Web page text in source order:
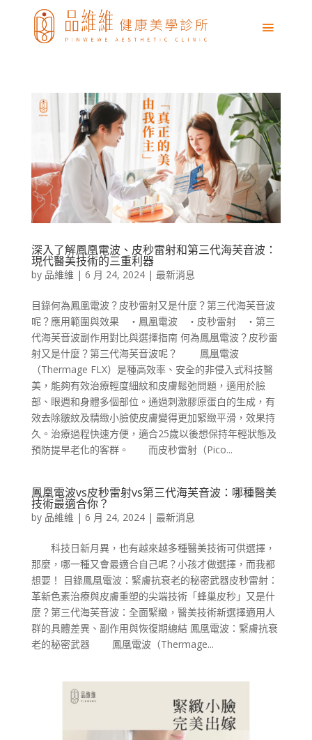
深入了解鳳凰電波、皮秒雷射和第三代海芙音波：
現代醫美技術的三重利器
by 品維維 | 6 月 24, 2024| 最新消息
目錄何為鳳凰電波？皮秒雷射又是什麼？第三代海芙音波
呢？應用範圍與效果 ‧鳳凰電波 ‧皮秒雷射 ‧第三
代海芙音波副作用對比與選擇指南 何為鳳凰電波？皮秒雷
射又是什麼？第三代海芙音波呢？ 鳳凰電波
（Thermage FLX）是種高效率、安全的非侵入式科技醫
美，能夠有效治療輕度細紋和皮膚鬆弛問題，適用於臉
部、眼週和身體多個部位。通過刺激膠原蛋白的生成，有
效去除皺紋及精緻小臉使皮膚變得更加緊緻平滑，效果持
久。治療過程快速方便，適合25歲以後想保持年輕狀態及
預防提早老化的客群。 而皮秒雷射（Pico...
鳳凰電波vs皮秒雷射vs第三代海芙音波：哪種醫美
技術最適合你？
by 品維維 | 6 月 24, 2024| 最新消息
科技日新月異，也有越來越多種醫美技術可供選擇，
那麼，哪一種又會最適合自己呢？小孩才做選擇，而我都
想要！ 目錄鳳凰電波：緊膚抗衰老的秘密武器皮秒雷射：
革新色素治療與皮膚重塑的尖端技術「蜂巢皮秒」又是什
麼？第三代海芙音波：全面緊緻，醫美技術新選擇適用人
群的具體差異、副作用與恢復期總結 鳳凰電波：緊膚抗衰
老的秘密武器 鳳凰電波（Thermage...